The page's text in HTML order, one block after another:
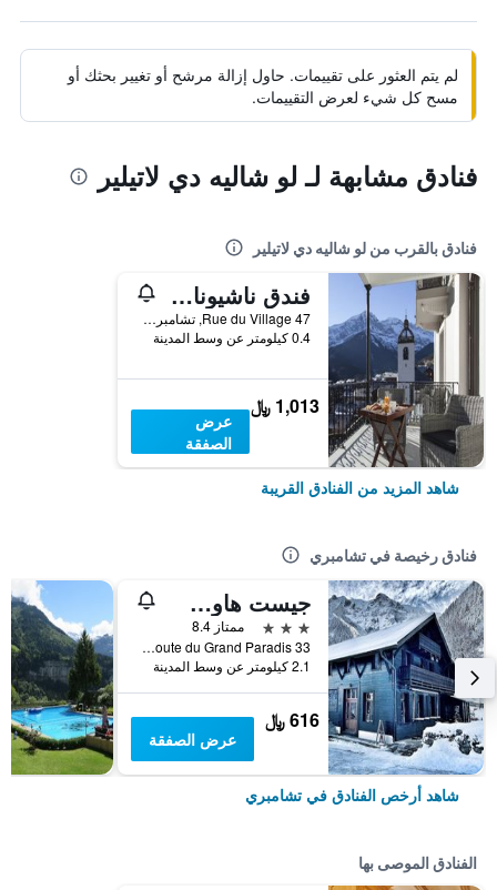
لم يتم العثور على تقييمات. حاول إزالة مرشح أو تغيير بحثك أو
مسح كل شيء لعرض التقييمات.
فنادق مشابهة لـ لو شاليه دي لاتيلير
فنادق بالقرب من لو شاليه دي لاتيلير
فندق ناشيونال ريزورت & سبا
Rue du Village 47, تشامبري, إقليم فاليه, سويسرا
0.4 كيلومتر عن وسط المدينة
1,013 ﷼
عرض
الصفقة
شاهد المزيد من الفنادق القريبة
فنادق رخيصة في تشامبري
جيست هاوس دو غران بارادي
3 نجوم
ممتاز 8.4
Route du Grand Paradis 33, تشامبري, إقليم فاليه, سويسرا
2.1 كيلومتر عن وسط المدينة
616 ﷼
عرض الصفقة
شاهد أرخص الفنادق في تشامبري
الفنادق الموصى بها